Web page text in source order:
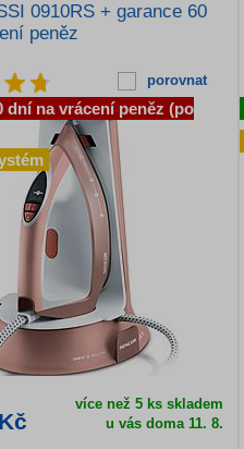
0910RS + garance 60
peněz
porovnat
více než 5 ks skladem
u vás doma 11. 8.
dní na vrácení peněz (po